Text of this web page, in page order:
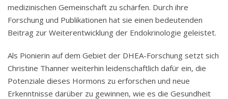
medizinischen Gemeinschaft zu schärfen. Durch ihre
Forschung und Publikationen hat sie einen bedeutenden
Beitrag zur Weiterentwicklung der Endokrinologie geleistet.
Als Pionierin auf dem Gebiet der DHEA-Forschung setzt sich
Christine Thanner weiterhin leidenschaftlich dafür ein, die
Potenziale dieses Hormons zu erforschen und neue
Erkenntnisse darüber zu gewinnen, wie es die Gesundheit